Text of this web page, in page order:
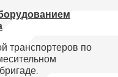
транспортеров по